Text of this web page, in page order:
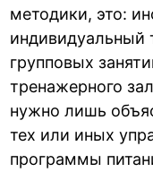
методики, это:
индивидуальный
групповых
тренажерного
нужно лишь
тех или иных
программы